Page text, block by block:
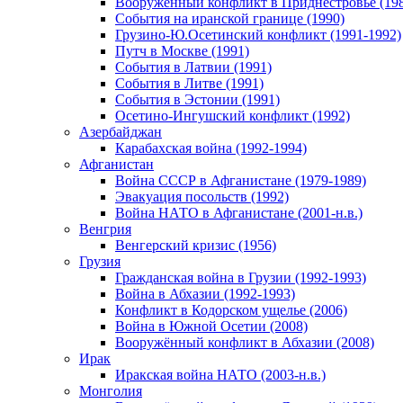
События на иранской границе (1990)
Грузино-Ю.Осетинский конфликт (1991-1992)
Путч в Москве (1991)
События в Латвии (1991)
События в Литве (1991)
События в Эстонии (1991)
Осетино-Ингушский конфликт (1992)
Азербайджан
Карабахская война (1992-1994)
Афганистан
Война СССР в Афганистане (1979-1989)
Эвакуация посольств (1992)
Война НАТО в Афганистане (2001-н.в.)
Венгрия
Венгерский кризис (1956)
Грузия
Гражданская война в Грузии (1992-1993)
Война в Абхазии (1992-1993)
Конфликт в Кодорском ущелье (2006)
Война в Южной Осетии (2008)
Вооружённый конфликт в Абхазии (2008)
Ирак
Иракская война НАТО (2003-н.в.)
Монголия